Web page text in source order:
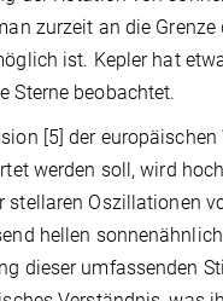
zurzeit an die Grenze
ist. Kepler hat
Sterne beobachtet.
[5] der
werden soll, wird
stellaren Oszillationen
hellen
dieser umfassenden